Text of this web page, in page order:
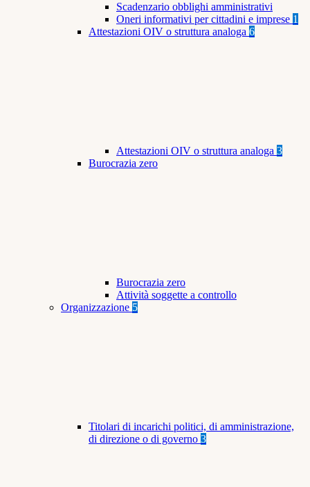
Scadenzario obblighi amministrativi
Oneri informativi per cittadini e imprese 1
Attestazioni OIV o struttura analoga 6
Attestazioni OIV o struttura analoga 3
Burocrazia zero
Burocrazia zero
Attività soggette a controllo
Organizzazione 5
Titolari di incarichi politici, di amministrazione,
di direzione o di governo 3